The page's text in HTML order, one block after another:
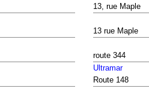
13, rue Maple
13 rue Maple
route 344
Ultramar
Route 148